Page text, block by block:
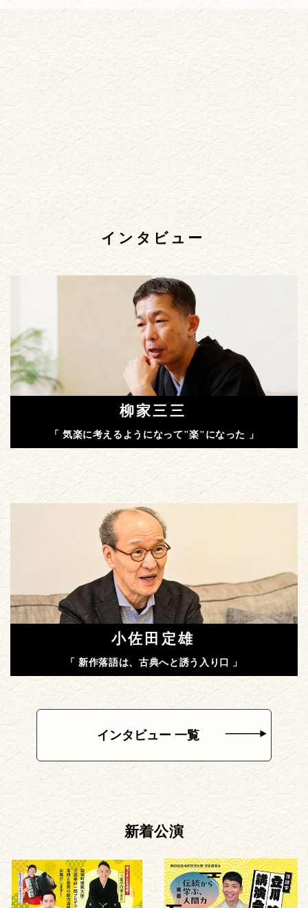
インタビュー
柳家三三
「 気楽に考えるようになって"楽"になった 」
小佐田定雄
「 新作落語は、古典へと誘う入り口 」
インタビュー 一覧
新着公演